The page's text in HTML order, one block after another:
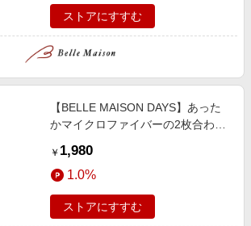
ストアにすすむ
【BELLE MAISON DAYS】あった
かマイクロファイバーの2枚合わせ
￥ 1,980
1.0%
ストアにすすむ